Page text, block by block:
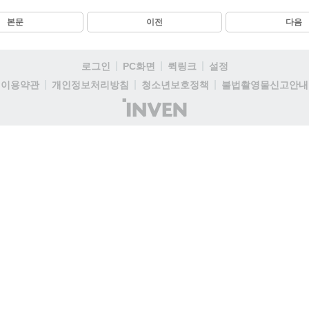
본문 이전 다음
로그인 PC화면 퀵링크
설정
이용약관
개인정보처리방침 청소년보호정책
불법촬영물신고안내
(주)
인